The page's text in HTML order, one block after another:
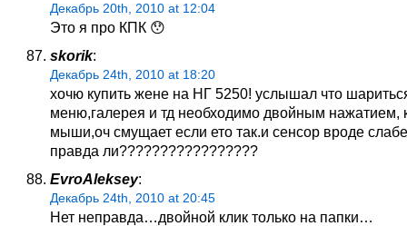
Декабрь 20th, 2010 at 12:04
Это я про КПК 😯
skorik:
Декабрь 24th, 2010 at 18:20
хочю купить жене на НГ 5250! услышал что
меню,галерея и тд необходимо двойным нажатием,
мыши,оч смущает если ето так.и сенсор вроде
правда ли?????????????????
EvroAleksey:
Декабрь 24th, 2010 at 20:45
Нет неправда…двойной клик только на папки…